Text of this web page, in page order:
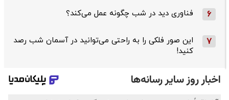
6 فناوری دید در شب چگونه عمل می‌کند؟
7
این صور فلکی را به راحتی می‌توانید در آسمان شب رصد
کنید!